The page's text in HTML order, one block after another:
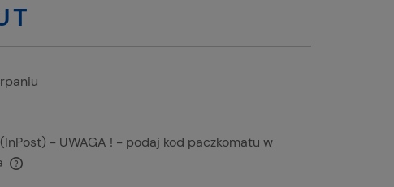
- UWAGA ! - podaj kod paczkomatu w